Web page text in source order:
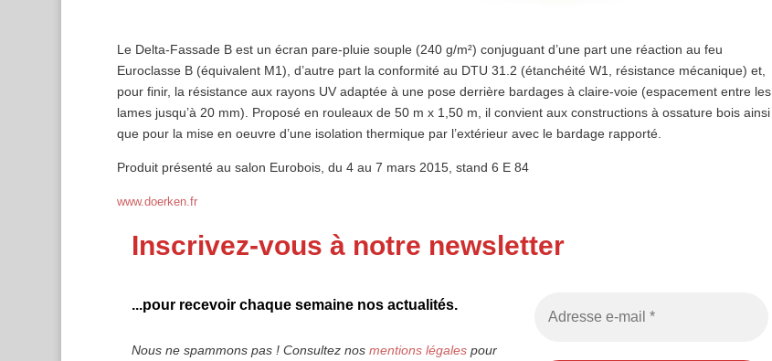
Le Delta-Fassade B est un écran pare-pluie souple (240 g/m²) conjuguant d’une part une réaction au feu
Euroclasse B (équivalent M1), d’autre part la conformité au DTU 31.2 (étanchéité W1, résistance mécanique) et,
pour finir, la résistance aux rayons UV adaptée à une pose derrière bardages à claire-voie (espacement entre les
lames jusqu’à 20 mm). Proposé en rouleaux de 50 m x 1,50 m, il convient aux constructions à ossature bois ainsi
que pour la mise en oeuvre d’une isolation thermique par l’extérieur avec le bardage rapporté.
Produit présenté au salon Eurobois, du 4 au 7 mars 2015, stand 6 E 84
www.doerken.fr
Inscrivez-vous à notre newsletter
...pour recevoir chaque semaine nos actualités.
Nous ne spammons pas ! Consultez nos mentions légalespour